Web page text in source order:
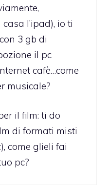
l’ipad), io ti
3 gb di
il pc
cafè…come
musicale?
il film: ti do
di formati misti
come glieli fai
pc?